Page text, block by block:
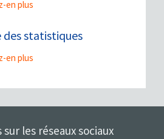
en plus
des statistiques
en plus
les réseaux sociaux